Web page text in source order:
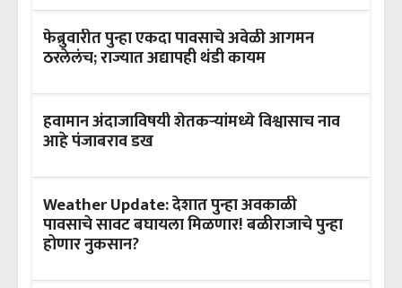
फेब्रुवारीत पुन्हा एकदा पावसाचे अवेळी आगमन
ठरलेलंच; राज्यात अद्यापही थंडी कायम
हवामान अंदाजाविषयी शेतकऱ्यांमध्ये विश्वासाच नाव
आहे पंजाबराव डख
Weather Update: देशात पुन्हा अवकाळी
पावसाचे सावट बघायला मिळणार! बळीराजाचे पुन्हा
होणार नुकसान?